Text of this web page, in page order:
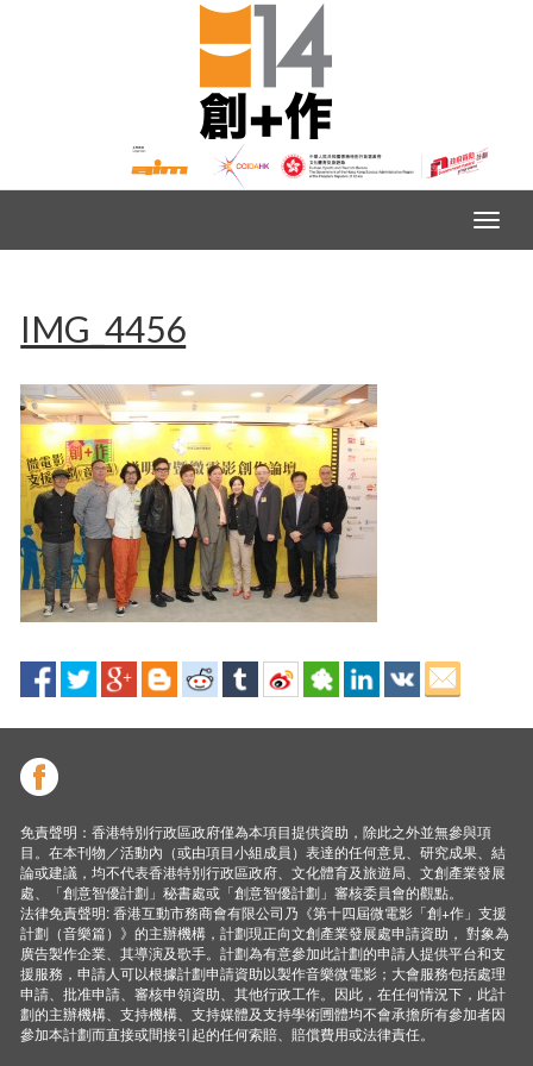
IMG_4456
免責聲明：香港特別行政區政府僅為本項目提供資助，除此之外並無參與項
目。在本刊物／活動內（或由項目小組成員）表達的任何意見、研究成果、結
論或建議，均不代表香港特別行政區政府、文化體育及旅遊局、文創產業發展
處、「創意智優計劃」秘書處或「創意智優計劃」審核委員會的觀點。
法律免責聲明: 香港互動市務商會有限公司乃《第十四屆微電影「創+作」支援
計劃（音樂篇）》的主辦機構，計劃現正向文創產業發展處申請資助， 對象為
廣告製作企業、其導演及歌手。計劃為有意參加此計劃的申請人提供平台和支
援服務，申請人可以根據計劃申請資助以製作音樂微電影；大會服務包括處理
申請、批准申請、審核申領資助、其他行政工作。因此，在任何情況下，此計
劃的主辦機構、支持機構、支持媒體及支持學術圑體均不會承擔所有參加者因
參加本計劃而直接或間接引起的任何索賠、賠償費用或法律責任。